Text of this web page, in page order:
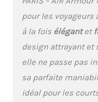
pour les voyageurs
à la fois élégantet
design attrayant et
elle ne passe pas
sa parfaite
idéal pour les